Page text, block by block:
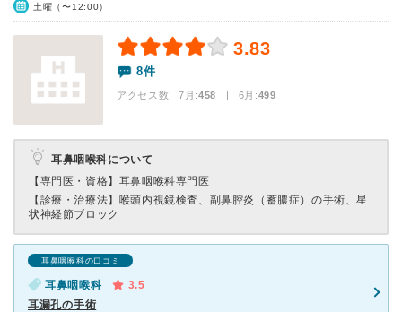
土曜（〜12:00）
3.83
8件
アクセス数 7月:458 | 6月:499
耳鼻咽喉科について
【専門医・資格】 耳鼻咽喉科専門医
【診療・治療法】 喉頭内視鏡検査、副鼻腔炎（蓄膿症）の手術、星
状神経節ブロック
耳鼻咽喉科の口コミ
耳鼻咽喉科
3.5
耳漏孔の手術